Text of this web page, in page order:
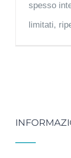
spesso
limitati,